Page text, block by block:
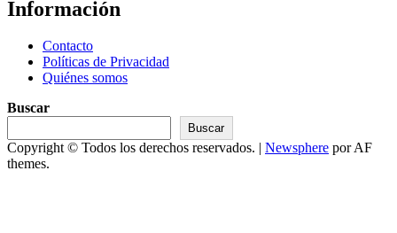
Información
Contacto
Políticas de Privacidad
Quiénes somos
Buscar
Buscar
Copyright © Todos los derechos reservados. | Newsphere por AF
themes.